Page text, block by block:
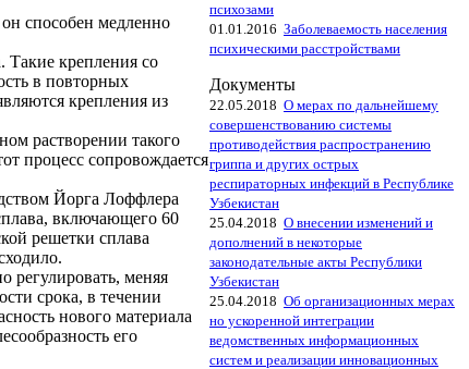
способен медленно
Такие крепления со
в повторных
крепления из
растворении такого
процесс сопровождается
Йорга Лоффлера
включающего 60
решетки сплава
регулировать, меняя
срока, в течении
нового материала
его
психозами
01.01.2016 Заболеваемость населения
психическими расстройствами
Документы
22.05.2018 О мерах по дальнейшему
совершенствованию системы
противодействия распространению
гриппа и других острых
респираторных инфекций в Республике
Узбекистан
25.04.2018 О внесении изменений и
дополнений в некоторые
законодательные акты Республики
Узбекистан
25.04.2018 Об организационных мерах
но ускоренной интеграции
ведомственных информационных
систем и реализации инновационных